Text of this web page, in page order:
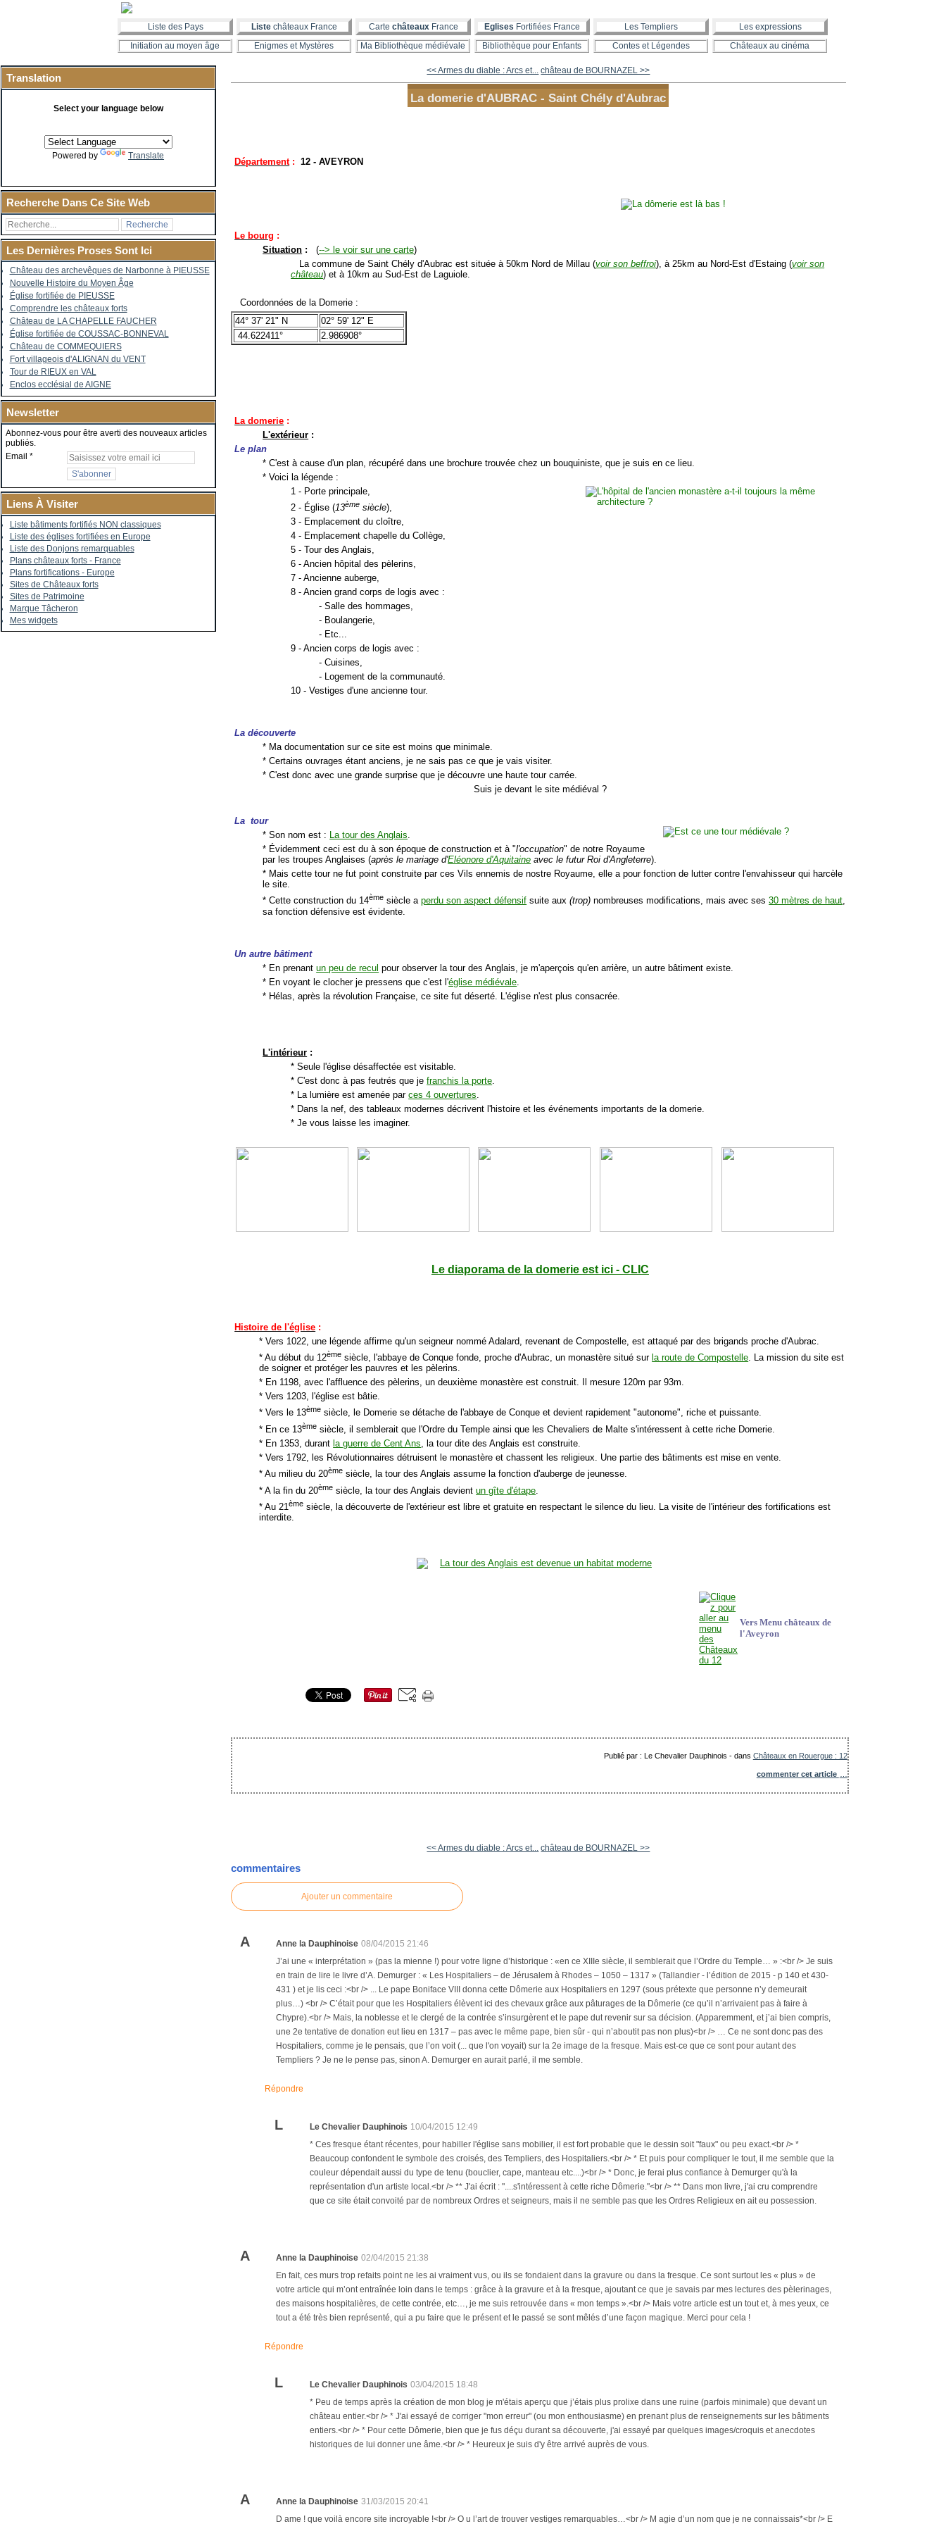
Liste des Pays Liste châteaux France Carte châteauxFrance Eglises Fortifiées France Les Templiers
Les expressions
Initiation au moyen âge
Enigmes et Mystères Ma Bibliothèque médiévale Bibliothèque pour Enfants Contes et Légendes Châteaux au cinéma
Translation
Select your language below
Powered by Translate
Recherche Dans Ce Site Web
Les Dernières Proses Sont Ici
Château des archevêques de Narbonne à PIEUSSE
Nouvelle Histoire du Moyen Âge
Église fortifiée de PIEUSSE
Comprendre les châteaux forts
Château de LA CHAPELLE FAUCHER
Église fortifiée de COUSSAC-BONNEVAL
Château de COMMEQUIERS
Fort villageois d'ALIGNAN du VENT
Tour de RIEUX en VAL
Enclos ecclésial de AIGNE
Newsletter
Abonnez-vous pour être averti des nouveaux articles
publiés.
Email
Liens À Visiter
Liste bâtiments fortifiés NON classiques
Liste des églises fortifiées en Europe
Liste des Donjons remarquables
Plans châteaux forts - France
Plans fortifications - Europe
Sites de Châteaux forts
Sites de Patrimoine
Marque Tâcheron
Mes widgets
<< Armes du diable : Arcs et... château de BOURNAZEL >>
La domerie d'AUBRAC - Saint Chély d'Aubrac
Département : 12 - AVEYRON
Le bourg :
Situation : (--> le voir sur une carte)
La commune de Saint Chély d'Aubrac est située à 50km Nord de Millau (voir son beffroi), à 25km au Nord-Est d'Estaing (voir son
château) et à 10km au Sud-Est de Laguiole.
Coordonnées de la Domerie :
44° 37' 21" N
02° 59' 12" E
44.622411°
2.986908°
La domerie :
L'extérieur :
Le plan
* C'est à cause d'un plan, récupéré dans une brochure trouvée chez un bouquiniste, que je suis en ce lieu.
* Voici la légende :
1 - Porte principale,
2 - Église (13ème siècle),
3 - Emplacement du cloître,
4 - Emplacement chapelle du Collège,
5 - Tour des Anglais,
6 - Ancien hôpital des pèlerins,
7 - Ancienne auberge,
8 - Ancien grand corps de logis avec :
- Salle des hommages,
- Boulangerie,
- Etc...
9 - Ancien corps de logis avec :
- Cuisines,
- Logement de la communauté.
10 - Vestiges d'une ancienne tour.
La découverte
* Ma documentation sur ce site est moins que minimale.
* Certains ouvrages étant anciens, je ne sais pas ce que je vais visiter.
* C'est donc avec une grande surprise que je découvre une haute tour carrée.
Suis je devant le site médiéval ?
La tour
* Son nom est : La tour des Anglais.
* Évidemment ceci est du à son époque de construction et à "l'occupation" de notre Royaume
par les troupes Anglaises (après le mariage d'Eléonore d'Aquitaine avec le futur Roi d'Angleterre).
* Mais cette tour ne fut point construite par ces Vils ennemis de nostre Royaume, elle a pour fonction de lutter contre l'envahisseur qui harcèle
le site.
* Cette construction du 14ème siècle aperdu son aspect défensif suite aux(trop) nombreuses modifications, mais avec ses30 mètres de haut,
sa fonction défensive est évidente.
Un autre bâtiment
* En prenantun peu de recul pour observer la tour des Anglais, je m'aperçois qu'en arrière, un autre bâtiment existe.
* En voyant le clocher je pressens que c'est l'église médiévale
* Hélas, après la révolution Française, ce site fut déserté. L'église n'est plus consacrée.
L'intérieur :
* Seule l'église désaffectée est visitable.
* C'est donc à pas feutrés que jefranchis la porte
* La lumière est amenée parces 4 ouvertures
* Dans la nef, des tableaux modernes décrivent l'histoire et les événements importants de la domerie.
* Je vous laisse les imaginer.
Le diaporama de la domerie est ici - CLIC
Histoire de l'église :
* Vers 1022, une légende affirme qu'un seigneur nommé Adalard, revenant de Compostelle, est attaqué par des brigands proche d'Aubrac.
* Au début du 12ème siècle, l'abbaye de Conque fonde, proche d'Aubrac, un monastère situé sur la route de Compostelle. La mission du site est
de soigner et protéger les pauvres et les pèlerins.
* En 1198, avec l'affluence des pèlerins, un deuxième monastère est construit. Il mesure 120m par 93m.
* Vers 1203, l'église est bâtie.
* Vers le 13ème siècle, le Domerie se détache de l'abbaye de Conque et devient rapidement "autonome", riche et puissante.
* En ce 13ème siècle, il semblerait que l'Ordre du Temple ainsi que les Chevaliers de Malte s'intéressent à cette riche Domerie.
* En 1353, durant la guerre de Cent Ans, la tour dite des Anglais est construite.
* Vers 1792, les Révolutionnaires détruisent le monastère et chassent les religieux. Une partie des bâtiments est mise en vente.
* Au milieu du 20ème siècle, la tour des Anglais assume la fonction d'auberge de jeunesse.
* A la fin du 20ème siècle, la tour des Anglais devientun gîte d'étape
* Au 21ème siècle, la découverte de l'extérieur est libre et gratuite en respectant le silence du lieu. La visite de l'intérieur des fortifications est
interdite.
Vers Menu châteaux de
l'Aveyron
Publié par : Le Chevalier Dauphinois -dans Châteaux en Rouergue : 12
commenter cet article
<< Armes du diable : Arcs et... château de BOURNAZEL >>
commentaires
Ajouter un commentaire
A Anne la Dauphinoise 08/04/2015 21:46
J’ai une « interprétation » (pas la mienne !) pour votre ligne d’historique : «en ce XIIIe siècle, il semblerait que l’Ordre du Temple… » :<br /> Je suis
en train de lire le livre d’A. Demurger : « Les Hospitaliers – de Jérusalem à Rhodes – 1050 – 1317 » (Tallandier - l’édition de 2015 - p 140 et 430-
431 ) et je lis ceci :<br /> ... Le pape Boniface VIII donna cette Dômerie aux Hospitaliers en 1297 (sous prétexte que personne n’y demeurait
plus…) <br /> C’était pour que les Hospitaliers élèvent ici des chevaux grâce aux pâturages de la Dômerie (ce qu’il n’arrivaient pas à faire à
Chypre).<br /> Mais, la noblesse et le clergé de la contrée s’insurgèrent et le pape dut revenir sur sa décision. (Apparemment, et j’ai bien compris,
une 2e tentative de donation eut lieu en 1317 – pas avec le même pape, bien sûr - qui n’aboutit pas non plus)<br /> … Ce ne sont donc pas des
Hospitaliers, comme je le pensais, que l’on voit (... que l'on voyait) sur la 2e image de la fresque. Mais est-ce que ce sont pour autant des
Templiers ? Je ne le pense pas, sinon A. Demurger en aurait parlé, il me semble.
Répondre
L Le Chevalier Dauphinois 10/04/2015 12:49
* Ces fresque étant récentes, pour habiller l'église sans mobilier, il est fort probable que le dessin soit "faux" ou peu exact.<br /> *
Beaucoup confondent le symbole des croisés, des Templiers, des Hospitaliers.<br /> * Et puis pour compliquer le tout, il me semble que la
couleur dépendait aussi du type de tenu (bouclier, cape, manteau etc....)<br /> * Donc, je ferai plus confiance à Demurger qu'à la
représentation d'un artiste local.<br /> ** J'ai écrit : "....s'intéressent à cette riche Dômerie."<br /> ** Dans mon livre, j'ai cru comprendre
que ce site était convoité par de nombreux Ordres et seigneurs, mais il ne semble pas que les Ordres Religieux en ait eu possession.
A Anne la Dauphinoise 02/04/2015 21:38
En fait, ces murs trop refaits point ne les ai vraiment vus, ou ils se fondaient dans la gravure ou dans la fresque. Ce sont surtout les « plus » de
votre article qui m’ont entraînée loin dans le temps : grâce à la gravure et à la fresque, ajoutant ce que je savais par mes lectures des pèlerinages,
des maisons hospitalières, de cette contrée, etc…, je me suis retrouvée dans « mon temps ».<br /> Mais votre article est un tout et, à mes yeux, ce
tout a été très bien représenté, qui a pu faire que le présent et le passé se sont mêlés d’une façon magique. Merci pour cela !
Répondre
L Le Chevalier Dauphinois 03/04/2015 18:48
* Peu de temps après la création de mon blog je m'étais aperçu que j’étais plus prolixe dans une ruine (parfois minimale) que devant un
château entier.<br /> * J'ai essayé de corriger "mon erreur" (ou mon enthousiasme) en prenant plus de renseignements sur les bâtiments
entiers.<br /> * Pour cette Dômerie, bien que je fus déçu durant sa découverte, j'ai essayé par quelques images/croquis et anecdotes
historiques de lui donner une âme.<br /> * Heureux je suis d'y être arrivé auprès de vous.
A Anne la Dauphinoise 31/03/2015 20:41
D ame ! que voilà encore site incroyable !<br /> O u l’art de trouver vestiges remarquables…<br /> M agie d’un nom que je ne connaissais*<br /> E